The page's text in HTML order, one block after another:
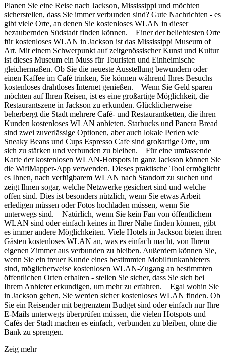
Planen Sie eine Reise nach Jackson, Mississippi und möchten
sicherstellen, dass Sie immer verbunden sind? Gute Nachrichten - es
gibt viele Orte, an denen Sie kostenloses WLAN in dieser
bezaubernden Südstadt finden können. Einer der beliebtesten Orte
für kostenloses WLAN in Jackson ist das Mississippi Museum of
Art. Mit einem Schwerpunkt auf zeitgenössischer Kunst und Kultur
ist dieses Museum ein Muss für Touristen und Einheimische
gleichermaßen. Ob Sie die neueste Ausstellung bewundern oder
einen Kaffee im Café trinken, Sie können während Ihres Besuchs
kostenloses drahtloses Internet genießen. Wenn Sie Geld sparen
möchten auf Ihren Reisen, ist es eine großartige Möglichkeit, die
Restaurantszene in Jackson zu erkunden. Glücklicherweise
beherbergt die Stadt mehrere Café- und Restaurantketten, die ihren
Kunden kostenloses WLAN anbieten. Starbucks und Panera Bread
sind zwei zuverlässige Optionen, aber auch lokale Perlen wie
Sneaky Beans und Cups Espresso Cafe sind großartige Orte, um
sich zu stärken und verbunden zu bleiben. Für eine umfassende
Karte der kostenlosen WLAN-Hotspots in ganz Jackson können Sie
die WifiMapper-App verwenden. Dieses praktische Tool ermöglicht
es Ihnen, nach verfügbarem WLAN nach Standort zu suchen und
zeigt Ihnen sogar, welche Netzwerke gesichert sind und welche
offen sind. Dies ist besonders nützlich, wenn Sie etwas Arbeit
erledigen müssen oder Fotos hochladen müssen, wenn Sie
unterwegs sind. Natürlich, wenn Sie kein Fan von öffentlichem
WLAN sind oder einfach keines in Ihrer Nähe finden können, gibt
es immer andere Möglichkeiten. Viele Hotels in Jackson bieten ihren
Gästen kostenloses WLAN an, was es einfach macht, von Ihrem
eigenen Zimmer aus verbunden zu bleiben. Außerdem können Sie,
wenn Sie ein treuer Kunde eines bestimmten Mobilfunkanbieters
sind, möglicherweise kostenlosen WLAN-Zugang an bestimmten
öffentlichen Orten erhalten - stellen Sie sicher, dass Sie sich bei
Ihrem Anbieter erkundigen, um mehr zu erfahren. Egal wohin Sie
in Jackson gehen, Sie werden sicher kostenloses WLAN finden. Ob
Sie ein Reisender mit begrenztem Budget sind oder einfach nur Ihre
E-Mails unterwegs überprüfen müssen, die vielen Hotspots und
Cafés der Stadt machen es einfach, verbunden zu bleiben, ohne die
Bank zu sprengen.
Zeig mehr